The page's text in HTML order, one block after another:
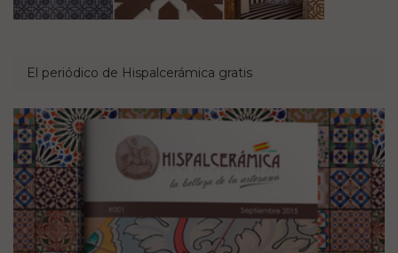
El periódico de Hispalcerámica gratis